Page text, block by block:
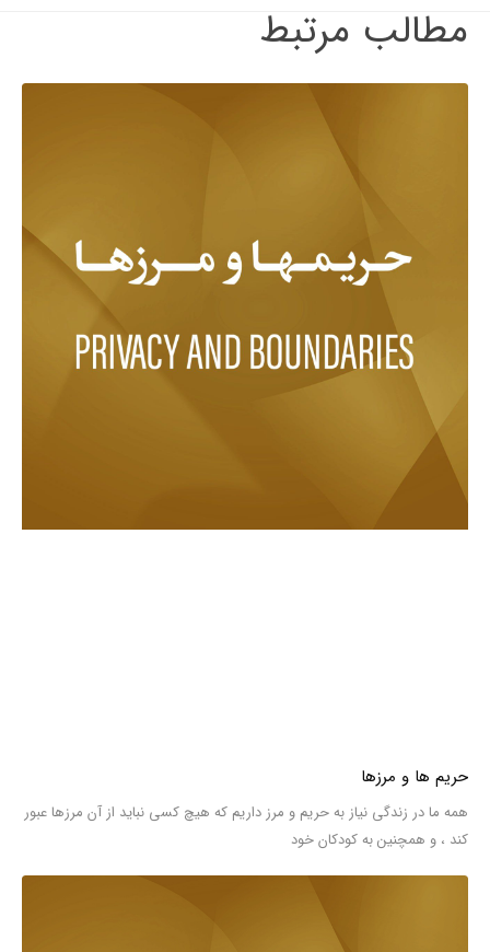
مطالب مرتبط
حریم ها و مرزها
همه ما در زندگی نیاز به حریم و مرز داریم که هیچ کسی نباید از آن مرزها عبور
کند ، و همچنین به کودکان خود